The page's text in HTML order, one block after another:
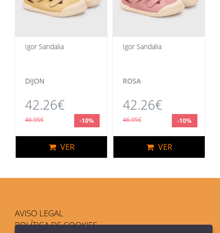
Igor Sandalia
DIJON
42.26€
46.95€ -10%
VER
Igor Sandalia
ROSA
42.26€
46.95€ -10%
VER
AVISO LEGAL
POLÍTICA DE COOKIES